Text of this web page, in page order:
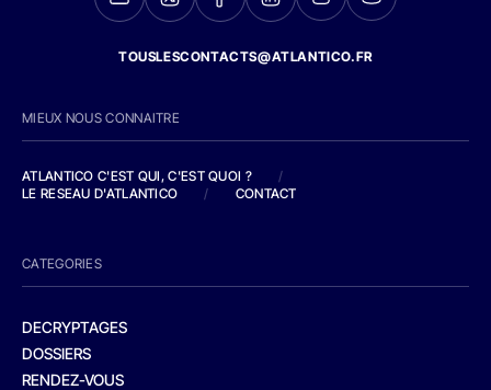
TOUSLESCONTACTS@ATLANTICO.FR
MIEUX NOUS CONNAITRE
ATLANTICO C'EST QUI, C'EST QUOI ?
/
LE RESEAU D'ATLANTICO
/ CONTACT
CATEGORIES
DECRYPTAGES
DOSSIERS
RENDEZ-VOUS